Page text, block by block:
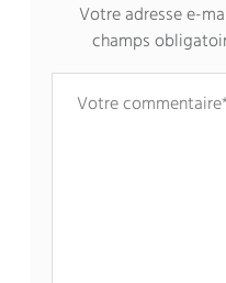
Votre adresse e-
champs